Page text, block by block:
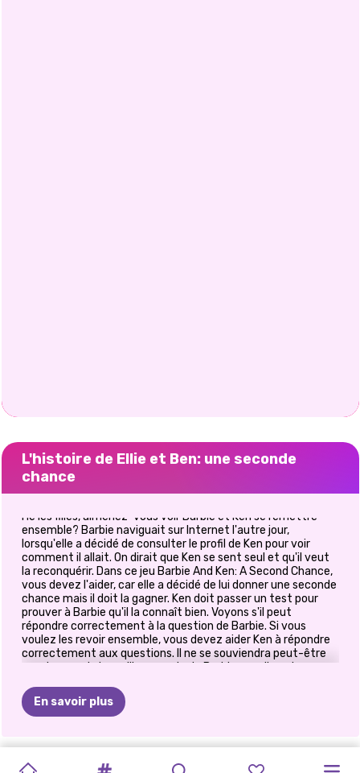
L'histoire de Ellie et Ben: une seconde
chance
Hé les filles, aimeriez-vous voir Barbie et Ken se remettre
ensemble? Barbie naviguait sur Internet l'autre jour,
lorsqu'elle a décidé de consulter le profil de Ken pour voir
comment il allait. On dirait que Ken se sent seul et qu'il veut
la reconquérir. Dans ce jeu Barbie And Ken: A Second Chance,
vous devez l'aider, car elle a décidé de lui donner une seconde
chance mais il doit la gagner. Ken doit passer un test pour
prouver à Barbie qu'il la connaît bien. Voyons s'il peut
répondre correctement à la question de Barbie. Si vous
voulez les revoir ensemble, vous devez aider Ken à répondre
correctement aux questions. Il ne se souviendra peut-être
pas du nom de la meilleure amie de Barbie car elle est
premier animal de compagnie. Les hommes ont tendance à
oublier ces petits détails qui sont si importants pour nous, les
maintenant de réunir ce charmant couple dans ce nouveau
jeu de quiz amusant Barbie et Ken: A Second Chance!
En savoir plus
GOLDIE
ELLIE PRINCESSE
COSTUMES